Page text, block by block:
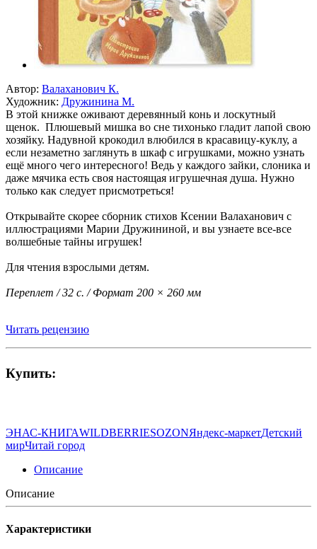
Автор: Валаханович К.
Художник: Дружинина М.
В этой книжке оживают деревянный конь и лоскутный
щенок. Плюшевый мишка во сне тихонько гладит лапой свою
хозяйку. Надувной крокодил влюбился в красавицу-куклу, а
если незаметно заглянуть в шкаф с игрушками, можно узнать
ещё много чего интересного! Ведь у каждого зайки, слоника и
даже мячика есть своя настоящая игрушечная душа. Нужно
только как следует присмотреться!
Открывайте скорее сборник стихов Ксении Валаханович с
иллюстрациями Марии Дружининой, и вы узнаете все-все
волшебные тайны игрушек!
Для чтения взрослыми детям.
Переплет / 32 с. / Формат 200 × 260 мм
Читать рецензию
Купить:
ЭНАС-КНИГАWILDBERRIESOZONЯндекс-маркетДетский
мирЧитай город
Описание
Описание
Характеристики